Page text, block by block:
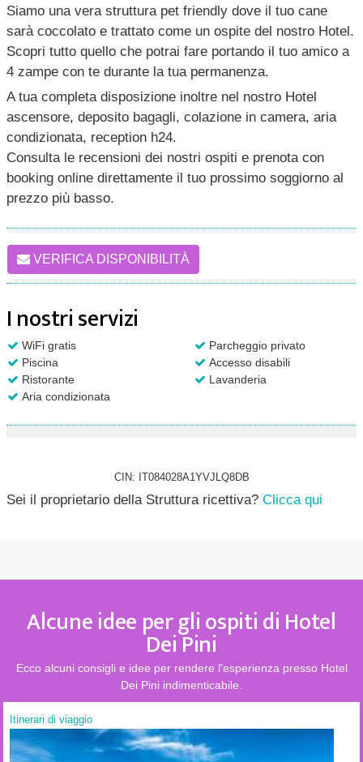
Siamo una vera struttura pet friendly dove il tuo cane
sarà coccolato e trattato come un ospite del nostro Hotel.
Scopri tutto quello che potrai fare portando il tuo amico a
4 zampe con te durante la tua permanenza.
A tua completa disposizione inoltre nel nostro Hotel
ascensore, deposito bagagli, colazione in camera, aria
condizionata, reception h24.
Consulta le recensioni dei nostri ospiti e prenota con
booking online direttamente il tuo prossimo soggiorno al
prezzo più basso.
VERIFICA DISPONIBILITÀ
I nostri servizi
WiFi gratis
Parcheggio privato
Piscina
Accesso disabili
Ristorante
Lavanderia
Aria condizionata
CIN: IT084028A1YVJLQ8DB
Sei il proprietario della Struttura ricettiva? Clicca qui
Alcune idee per gli ospiti di Hotel
Dei Pini
Ecco alcuni consigli e idee per rendere l'esperienza presso Hotel
Dei Pini indimenticabile.
Itinerari di viaggio